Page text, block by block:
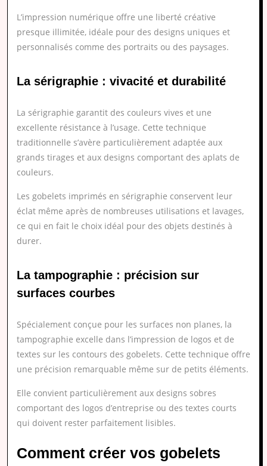
L’impression numérique offre une liberté créative
presque illimitée, idéale pour des designs uniques et
personnalisés comme des portraits ou des paysages.
La sérigraphie : vivacité et durabilité
La sérigraphie garantit des couleurs vives et une
excellente résistance à l’usage. Cette technique
traditionnelle s’avère particulièrement adaptée aux
grands tirages et aux designs comportant des aplats de
couleurs.
Les gobelets imprimés en sérigraphie conservent leur
éclat même après de nombreuses utilisations et lavages,
ce qui en fait le choix idéal pour des objets destinés à
durer.
La tampographie : précision sur
surfaces courbes
Spécialement conçue pour les surfaces non planes, la
tampographie excelle dans l’impression de logos et de
textes sur les contours des gobelets. Cette technique offre
une précision remarquable même sur de petits éléments.
Elle convient particulièrement aux designs sobres
comportant des logos d’entreprise ou des textes courts
qui doivent rester parfaitement lisibles.
Comment créer vos gobelets